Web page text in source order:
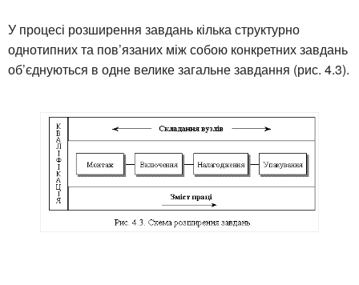
У процесі розширення завдань кілька структурно
однотипних та пов’язаних між собою конкретних завдань
об’єднуються в одне велике загальне завдання (рис. 4.3).